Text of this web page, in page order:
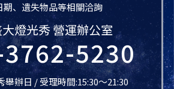
期、遺失物品等相關洽詢
燈光秀 營運辦公室
5230
舉辦日 / 受理時間:15:30〜21:30